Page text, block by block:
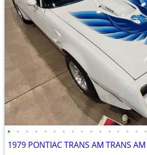
• • • • • • • • • • • • • • • •
1979 PONTIAC TRANS AM TRANS AM